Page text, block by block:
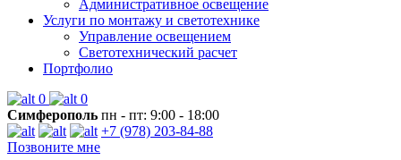
Административное освещение
Услуги по монтажу и светотехнике
Управление освещением
Светотехнический расчет
Портфолио
0
0
Симферополь пн - пт: 9:00 - 18:00
+7 (978) 203-84-88
Позвоните мне